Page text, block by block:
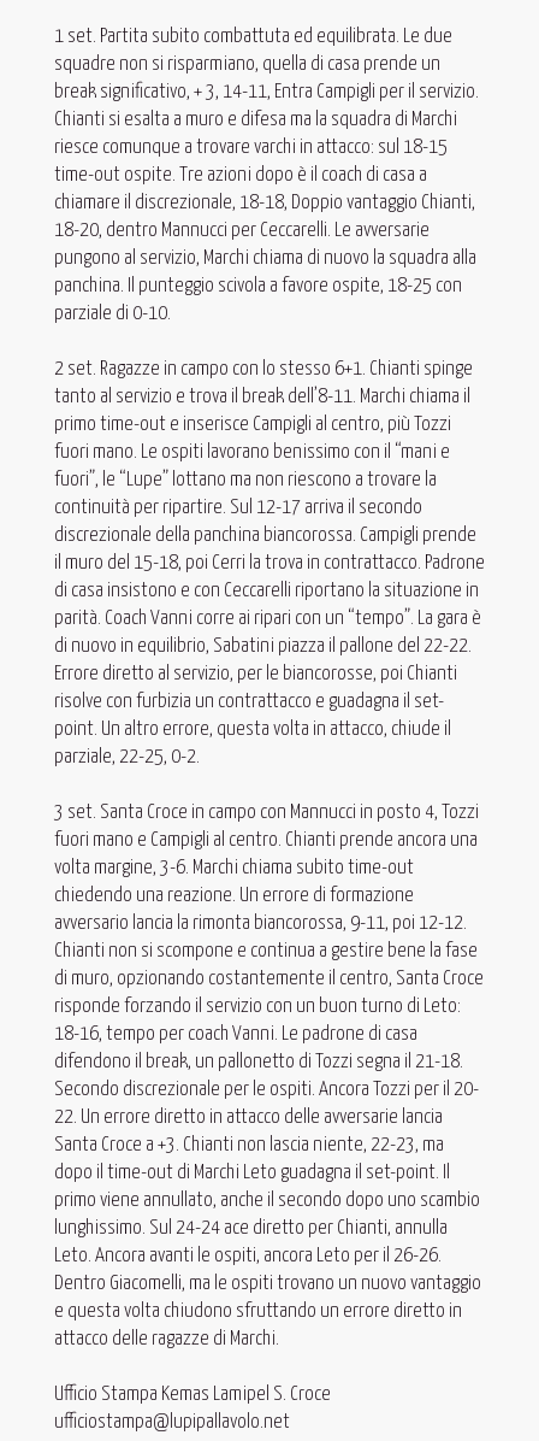
1 set. Partita subito combattuta ed equilibrata. Le due
squadre non si risparmiano, quella di casa prende un
break significativo, + 3, 14-11, Entra Campigli per il servizio.
Chianti si esalta a muro e difesa ma la squadra di Marchi
riesce comunque a trovare varchi in attacco: sul 18-15
time-out ospite. Tre azioni dopo è il coach di casa a
chiamare il discrezionale, 18-18, Doppio vantaggio Chianti,
18-20, dentro Mannucci per Ceccarelli. Le avversarie
pungono al servizio, Marchi chiama di nuovo la squadra alla
panchina. Il punteggio scivola a favore ospite, 18-25 con
parziale di 0-10.
2 set. Ragazze in campo con lo stesso 6+1. Chianti spinge
tanto al servizio e trova il break dell’8-11. Marchi chiama il
primo time-out e inserisce Campigli al centro, più Tozzi
fuori mano. Le ospiti lavorano benissimo con il “mani e
fuori”, le “Lupe” lottano ma non riescono a trovare la
continuità per ripartire. Sul 12-17 arriva il secondo
discrezionale della panchina biancorossa. Campigli prende
il muro del 15-18, poi Cerri la trova in contrattacco. Padrone
di casa insistono e con Ceccarelli riportano la situazione in
parità. Coach Vanni corre ai ripari con un “tempo”. La gara è
di nuovo in equilibrio, Sabatini piazza il pallone del 22-22.
Errore diretto al servizio, per le biancorosse, poi Chianti
risolve con furbizia un contrattacco e guadagna il set-
point. Un altro errore, questa volta in attacco, chiude il
parziale, 22-25, 0-2.
3 set. Santa Croce in campo con Mannucci in posto 4, Tozzi
fuori mano e Campigli al centro. Chianti prende ancora una
volta margine, 3-6. Marchi chiama subito time-out
chiedendo una reazione. Un errore di formazione
avversario lancia la rimonta biancorossa, 9-11, poi 12-12.
Chianti non si scompone e continua a gestire bene la fase
di muro, opzionando costantemente il centro, Santa Croce
risponde forzando il servizio con un buon turno di Leto:
18-16, tempo per coach Vanni. Le padrone di casa
difendono il break, un pallonetto di Tozzi segna il 21-18.
Secondo discrezionale per le ospiti. Ancora Tozzi per il 20-
22. Un errore diretto in attacco delle avversarie lancia
Santa Croce a +3. Chianti non lascia niente, 22-23, ma
dopo il time-out di Marchi Leto guadagna il set-point. Il
primo viene annullato, anche il secondo dopo uno scambio
lunghissimo. Sul 24-24 ace diretto per Chianti, annulla
Leto. Ancora avanti le ospiti, ancora Leto per il 26-26.
Dentro Giacomelli, ma le ospiti trovano un nuovo vantaggio
e questa volta chiudono sfruttando un errore diretto in
attacco delle ragazze di Marchi.
Ufficio Stampa Kemas Lamipel S. Croce
ufficiostampa@lupipallavolo.net